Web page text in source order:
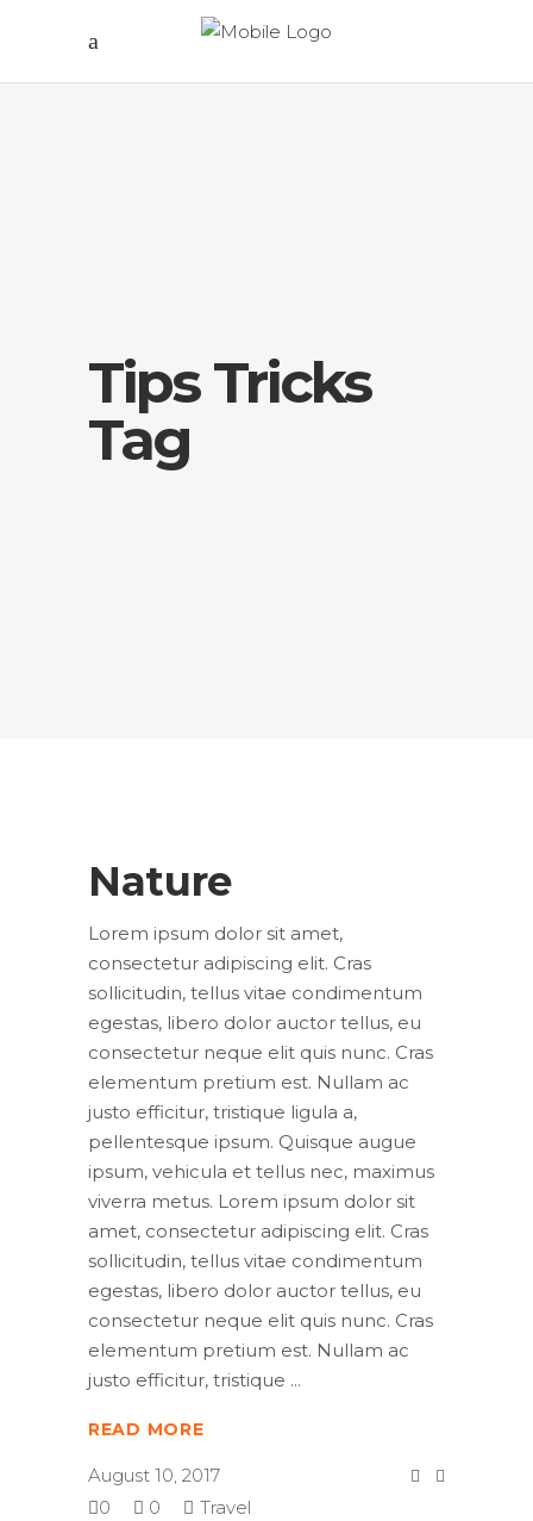
Tips Tricks
Tag
Nature
Lorem ipsum dolor sit amet,
consectetur adipiscing elit. Cras
sollicitudin, tellus vitae condimentum
egestas, libero dolor auctor tellus, eu
consectetur neque elit quis nunc. Cras
elementum pretium est. Nullam ac
justo efficitur, tristique ligula a,
pellentesque ipsum. Quisque augue
ipsum, vehicula et tellus nec, maximus
viverra metus. Lorem ipsum dolor sit
amet, consectetur adipiscing elit. Cras
sollicitudin, tellus vitae condimentum
egestas, libero dolor auctor tellus, eu
consectetur neque elit quis nunc. Cras
elementum pretium est. Nullam ac
justo efficitur, tristique
READ MORE
August 10, 2017
0
0 Travel